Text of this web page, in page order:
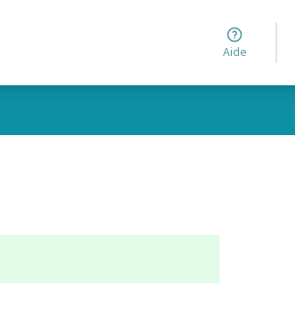
Aide